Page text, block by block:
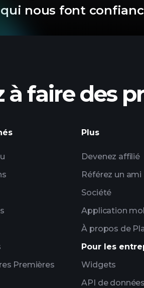
qui nous font
à faire des
Premières
Plus
Devenez affilié
Référez un ami
Société
Application
À propos de
Pour les
Widgets
API de données